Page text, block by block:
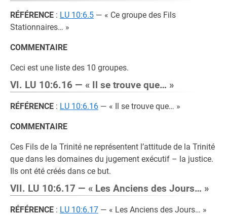
RÉFÉRENCE : LU 10:6.5 — « Ce groupe des Fils
Stationnaires… »
COMMENTAIRE
Ceci est une liste des 10 groupes.
VI. LU 10:6.16 — « Il se trouve que… »
RÉFÉRENCE : LU 10:6.16 — « Il se trouve que… »
COMMENTAIRE
Ces Fils de la Trinité ne représentent l’attitude de la Trinité
que dans les domaines du jugement exécutif – la justice.
Ils ont été créés dans ce but.
VII. LU 10:6.17 — « Les Anciens des Jours… »
RÉFÉRENCE : LU 10:6.17 — « Les Anciens des Jours… »